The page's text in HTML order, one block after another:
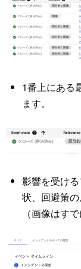
1番上にある
ます。
影響を受け
状、回避策
（画像はす